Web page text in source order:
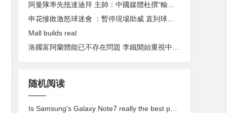
阿曼隊率先抵達迪拜 主帥：中國媒體杜撰“輸球便下課”
申花慘敗激怒球迷會 ：暫停現場助威 直到球隊重大改變為止
Mall builds real
随机阅读
Is Samsung's Galaxy Note7 really the best phone?